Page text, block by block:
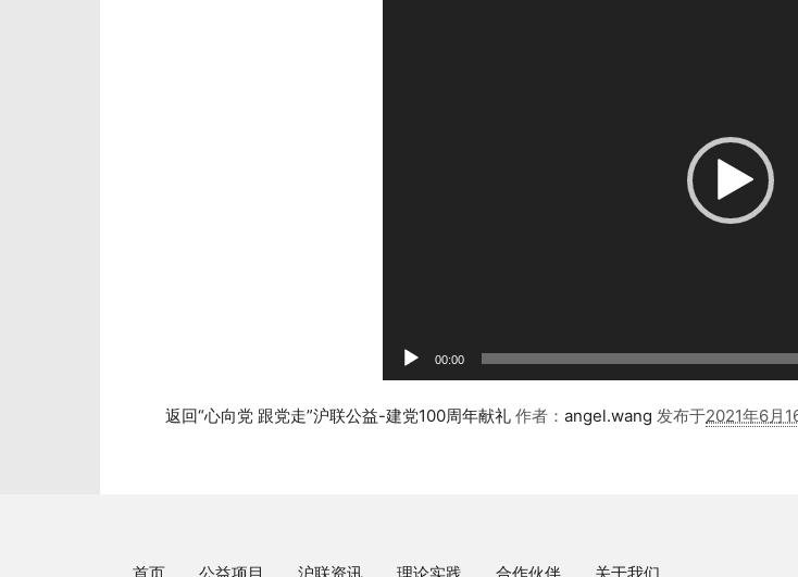
00:00
返回“心向党 跟党走”沪联公益-建党100周年献礼 作者： angel.wang 发布于2021年6月